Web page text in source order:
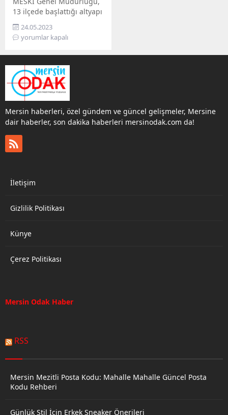
13 ilçede başlattığı altyapı
devam ediyor. Tarsus
İlçesi Yüksek
uzun yıllar artezyen suyu
kullanan vatandaşlar artık
kaliteli ve temiz içme
suyuna kavuştu. Mersin
Büyükşehir Belediyesi
Mersin Su ve Kanalizasyon
İdaresi (MESKİ) Genel
Müdürlüğü’nün, Tarsus
İlçesi’ne bağlı Yüksek
suyu...
24.05.2023
yorumlar kapalı
Mersin haberleri, özel gündem ve güncel gelişmeler, Mersine
dair haberler, son dakika haberleri mersinodak.com da!
İletişim
Gizlilik Politikası
Künye
Çerez Politikası
Mersin Odak Haber
RSS
Mersin Mezitli Posta Kodu: Mahalle Mahalle Güncel Posta
Kodu Rehberi
Günlük Stil İçin Erkek Sneaker Önerileri